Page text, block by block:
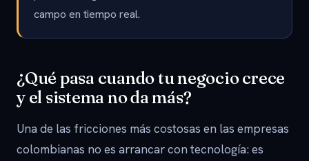
campo en tiempo real.
¿Qué pasa cuando tu negocio crece
y el sistema no da más?
Una de las fricciones más costosas en las empresas
colombianas no es arrancar con tecnología: es